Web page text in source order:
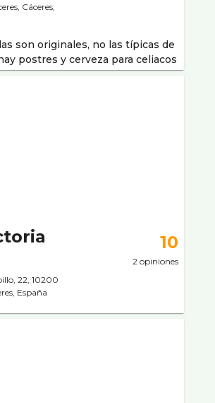
Cáceres,
son originales, no las típicas de
postres y cerveza para celiacos
22, 10200
España
10
2 opiniones